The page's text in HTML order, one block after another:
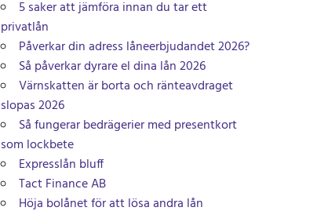
5 saker att jämföra innan du tar ett
privatlån
Påverkar din adress låneerbjudandet 2026?
Så påverkar dyrare el dina lån 2026
Värnskatten är borta och ränteavdraget
slopas 2026
Så fungerar bedrägerier med presentkort
som lockbete
Expresslån bluff
Tact Finance AB
Höja bolånet för att lösa andra lån